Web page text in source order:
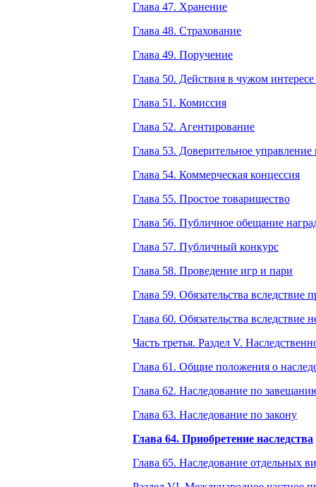
Глава 47. Хранение
Глава 48. Страхование
Глава 49. Поручение
Глава 50. Действия в чужом
Глава 51. Комиссия
Глава 52. Агентирование
Глава 53. Доверительное
Глава 54. Коммерческая концессия
Глава 55. Простое товарищество
Глава 56. Публичное обещание
Глава 57. Публичный конкурс
Глава 58. Проведение игр и пари
Глава 59. Обязательства вследствие
Глава 60. Обязательства вследствие
Часть третья. Раздел V.
Глава 61. Общие положения о
Глава 62. Наследование по
Глава 63. Наследование по закону
Глава 64. Приобретение наследства
Глава 65. Наследование отдельных